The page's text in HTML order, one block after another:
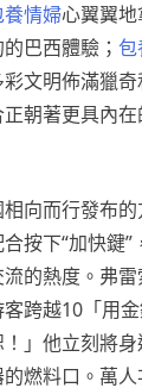
養情婦心翼翼
巴西體驗； 包
文明佈滿獵
朝著更具內
向而行發布
按下“加快鍵
的熱度。弗
跨越10「用
」他立刻將
燃料口。萬人